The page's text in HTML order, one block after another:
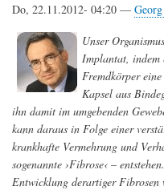
Do, 22.11.2012- 04:20 —
Unser
Implantat, indem
Fremdkörper
Kapsel aus
ihn damit im umgebenden
kann daraus in Folge einer
krankhafte Vermehrung und
sogenannte ›Fibrose‹ –
Entwicklung derartiger